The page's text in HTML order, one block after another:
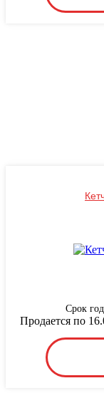
Срок
Продается по